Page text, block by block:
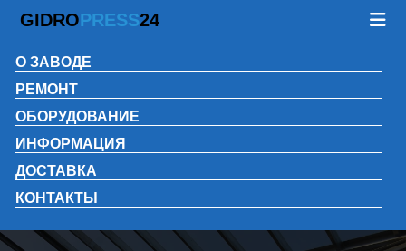
GIDROPRESS24
О ЗАВОДЕ
РЕМОНТ
ОБОРУДОВАНИЕ
ИНФОРМАЦИЯ
ДОСТАВКА
КОНТАКТЫ